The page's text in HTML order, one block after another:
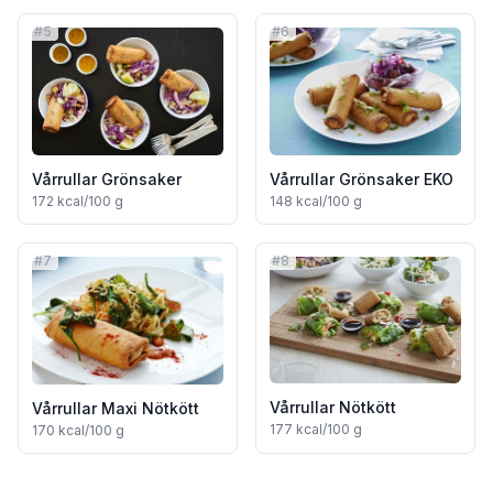
#5
Vårrullar Grönsaker
172 kcal/100 g
#6
Vårrullar Grönsaker EKO
148 kcal/100 g
#7
Vårrullar Maxi Nötkött
170 kcal/100 g
#8
Vårrullar Nötkött
177 kcal/100 g